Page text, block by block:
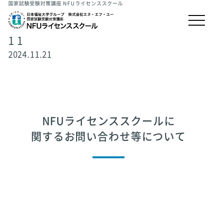
国家試験受験対策講座 NFUライセンススクール
1 1
2024.11.21
NFUライセンススクールに
関するお問い合わせ等について